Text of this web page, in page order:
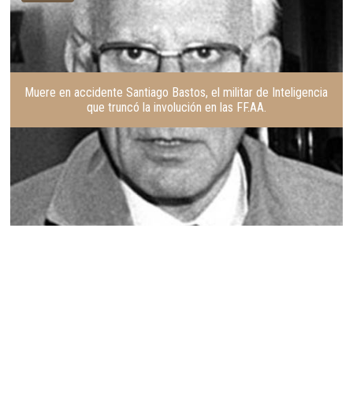
Muere en accidente Santiago Bastos, el militar de Inteligencia
que truncó la involución en las FF.AA.